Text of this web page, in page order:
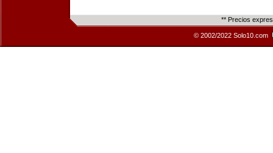
** Precios
© 2002/2022 Solo10.com